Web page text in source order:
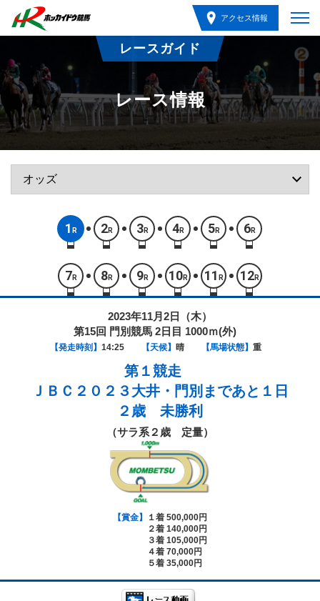
アクセス情報
レースガイド
レース情報
1 R 2R 3R 4R 5R 6R
7 R 8R 9R 10R 11 R 12R
2023年11月2日（木）
第15回 門別競馬 2日目 1000ｍ(外)
【発走時刻】 14:25 【天候】 晴 【馬場状態】 重
第１競走
ＪＢＣ２０２３大井・門別まであと１日
２歳 未勝利
（サラ系２歳 定量）
【賞金】
１着 500,000円
２着 140,000円
３着 105,000円
４着 70,000円
５着 35,000円